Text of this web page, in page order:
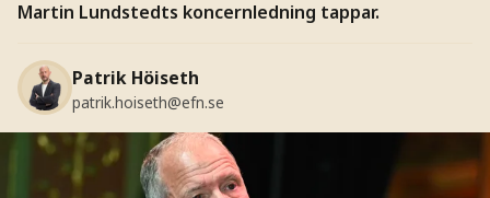
Martin Lundstedts koncernledning tappar.
Patrik Höiseth
patrik.hoiseth@efn.se